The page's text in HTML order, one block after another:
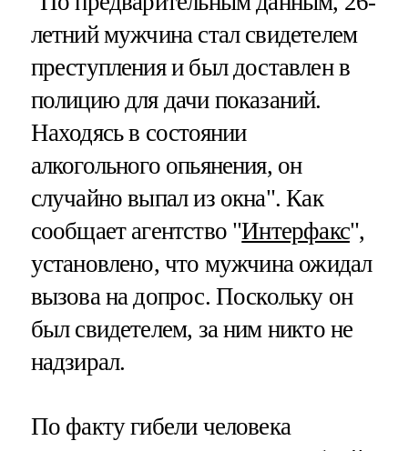
летний мужчина стал свидетелем
преступления и был доставлен в
полицию для дачи показаний.
Находясь в состоянии
алкогольного опьянения, он
случайно выпал из окна". Как
сообщает агентство "Интерфакс",
установлено, что мужчина ожидал
вызова на допрос. Поскольку он
был свидетелем, за ним никто не
надзирал.
По факту гибели человека